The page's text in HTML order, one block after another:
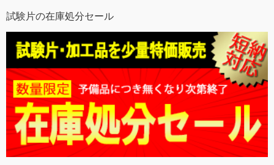
試験片の在庫処分セール